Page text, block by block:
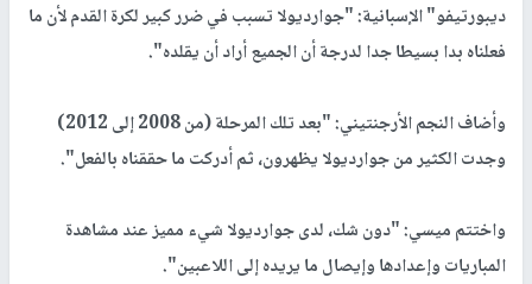
ديبورتيفو"الإسبانية: "جوارديولا تسبب في ضرر كبير لكرة القدم لأن ما
فعلناه بدا بسيطا جدا لدرجة أن الجميع أراد أن يقلده".
وأضاف النجم الأرجنتيني: "بعد تلك المرحلة (من 2008 إلى 2012)
وجدت الكثير من جوارديولا يظهرون، ثم أدركت ما حققناه بالفعل".
واختتم ميسي: "دون شك، لدى جوارديولا شيء مميز عند مشاهدة
المباريات وإعدادها وإيصال ما يريده إلى اللاعبين".